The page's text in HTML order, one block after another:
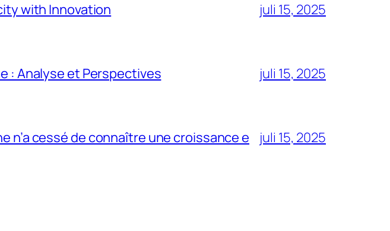
with Innovation juli 15, 2025
: Analyse et Perspectives juli 15, 2025
n’a cessé de connaître une croissance e juli 15, 2025